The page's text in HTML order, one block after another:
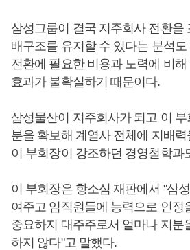
삼성그룹이 결국 지주회사 전환을
배구조를 유지할 수 있다는 분석
전환에 필요한 비용과 노력에 비
효과가 불확실하기 때문이다.
삼성물산이 지주회사가 되고 이
분을 확보해 계열사 전체에 지배
이 부회장이 강조하던 경영철학과
이 부회장은 항소심 재판에서 "삼
여주고 임직원들에 능력으로 인정
중요하지 대주주로서 얼마나 지분
하지 않다"고 말했다.